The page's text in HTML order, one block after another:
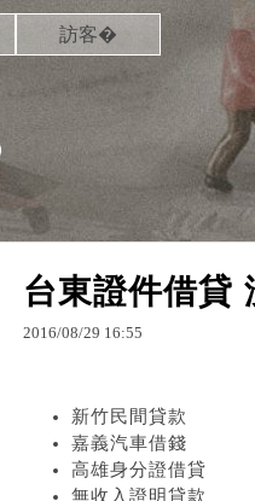
訪客�
台東證件借貸
2016/08/29 16:55
新竹民間貸款
嘉義汽車借錢
高雄身分證借貸
無收入證明貸款